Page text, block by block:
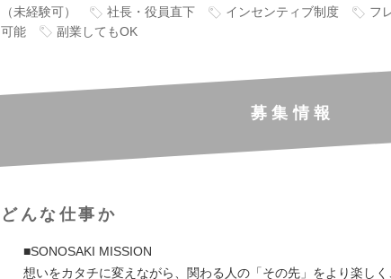
（未経験可）
社長・役員直下 インセンティブ制度 フ
可能
副業してもOK
募集情報
どんな仕事か
■SONOSAKI MISSION
想いをカタチに変えながら、関わる人の「その先」をより楽しく